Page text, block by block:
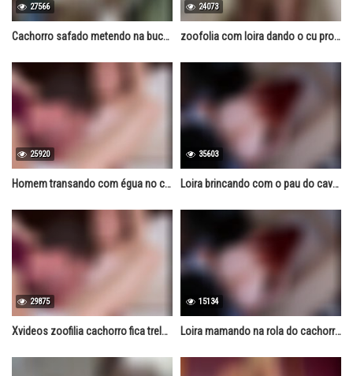
27566
Cachorro safado metendo na buceta da ruiva
24073
zoofolia com loira dando o cu pro cavalo
25920
Homem transando com égua no celeiro
35603
Loira brincando com o pau do cavalo na buceta
29875
Xvideos zoofilia cachorro fica trelado na buceta da mulher
15134
Loira mamando na rola do cachorro caralhudo